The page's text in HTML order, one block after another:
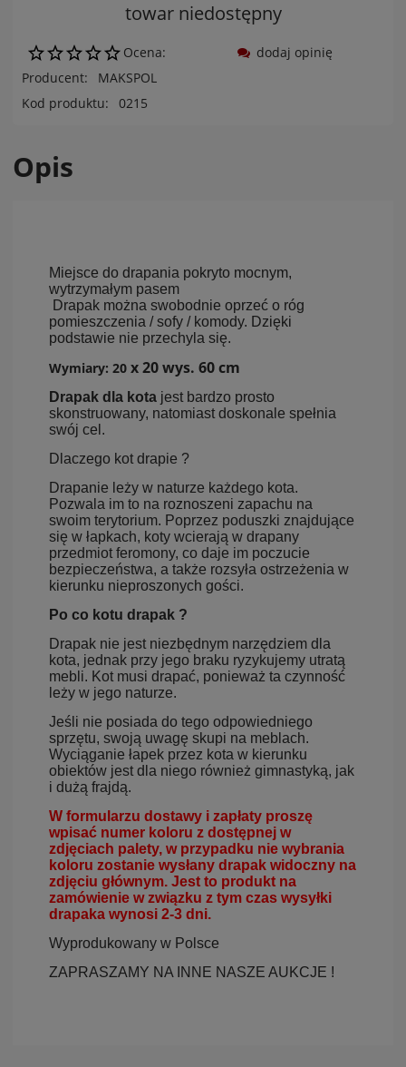
towar niedostępny
Ocena:
Producent:
MAKSPOL
Kod produktu:
0215
dodaj opinię
Opis
Miejsce do drapania pokryto mocnym,
wytrzymałym pasem
Drapak można swobodnie oprzeć o róg
pomieszczenia / sofy / komody. Dzięki
podstawie nie przechyla się.
Wymiary: 20 x 20 wys. 60 cm
Drapak dla kota jest bardzo prosto
skonstruowany, natomiast doskonale spełnia
swój cel.
Dlaczego kot drapie ?
Drapanie leży w naturze każdego kota.
Pozwala im to na roznoszeni zapachu na
swoim terytorium. Poprzez poduszki znajdujące
się w łapkach, koty wcierają w drapany
przedmiot feromony, co daje im poczucie
bezpieczeństwa, a także rozsyła ostrzeżenia w
kierunku nieproszonych gości.
Po co kotu drapak ?
Drapak nie jest niezbędnym narzędziem dla
kota, jednak przy jego braku ryzykujemy utratą
mebli. Kot musi drapać, ponieważ ta czynność
leży w jego naturze.
Jeśli nie posiada do tego odpowiedniego
sprzętu, swoją uwagę skupi na meblach.
Wyciąganie łapek przez kota w kierunku
obiektów jest dla niego również gimnastyką, jak
i dużą frajdą.
W formularzu dostawy i zapłaty proszę
wpisać numer koloru z dostępnej w
zdjęciach palety, w przypadku nie wybrania
koloru zostanie wysłany drapak widoczny na
zdjęciu głównym. Jest to produkt na
zamówienie w związku z tym czas wysyłki
drapaka wynosi 2-3 dni.
Wyprodukowany w Polsce
ZAPRASZAMY NA INNE NASZE AUKCJE !